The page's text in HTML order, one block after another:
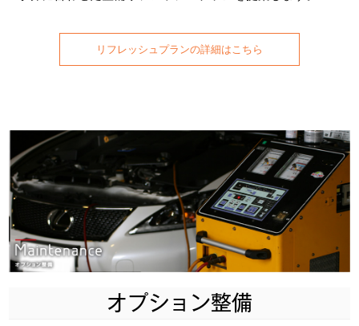
リフレッシュプランの詳細はこちら
オプション整備